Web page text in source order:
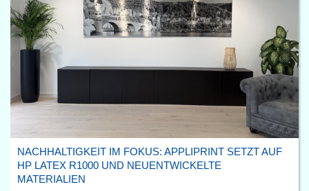
NACHHALTIGKEIT IM FOKUS: APPLIPRINT SETZT AUF
HP LATEX R1000 UND NEUENTWICKELTE
MATERIALIEN